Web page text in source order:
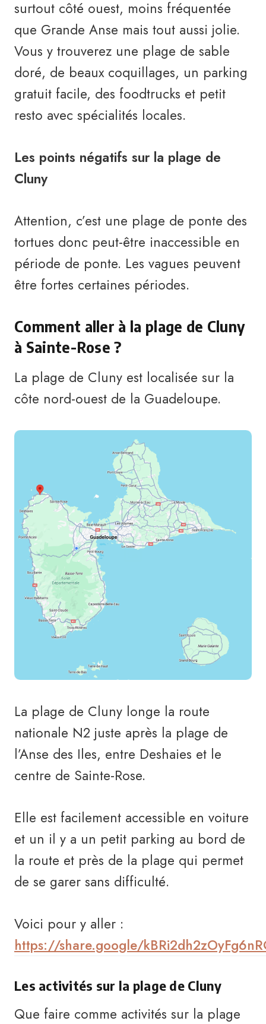
surtout côté ouest, moins fréquentée
que Grande Anse mais tout aussi jolie.
Vous y trouverez une plage de sable
doré, de beaux coquillages, un parking
gratuit facile, des foodtrucks et petit
resto avec spécialités locales.
Les points négatifs sur la plage de
Cluny
Attention, c’est une plage de ponte des
tortues donc peut-être inaccessible en
période de ponte. Les vagues peuvent
être fortes certaines périodes.
Comment aller à la plage de Cluny
à Sainte-Rose ?
La plage de Cluny est localisée sur la
côte nord-ouest de la Guadeloupe.
La plage de Cluny longe la route
nationale N2 juste après la plage de
l’Anse des Iles, entre Deshaies et le
centre de Sainte-Rose.
Elle est facilement accessible en voiture
et un il y a un petit parking au bord de
la route et près de la plage qui permet
de se garer sans difficulté.
Voici pour y aller :
https://share.google/
Les activités sur la plage de Cluny
Que faire comme activités sur la plage